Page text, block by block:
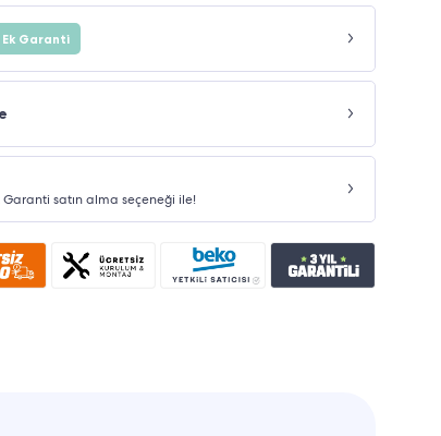
Ek Garanti
Garanti satın alma seçeneği ile!